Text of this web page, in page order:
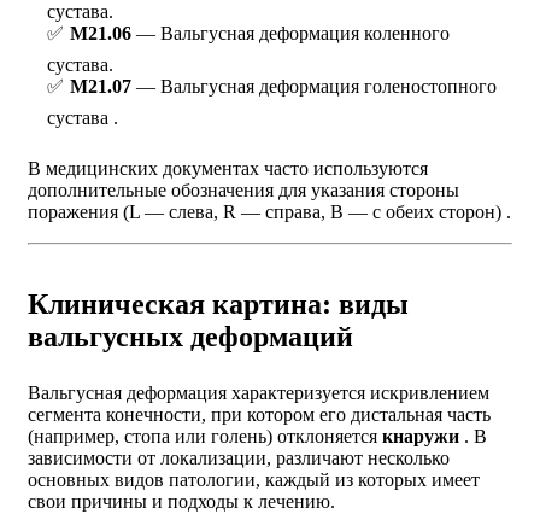
сустава.
M21.06— Вальгусная деформация коленного
сустава.
M21.07— Вальгусная деформация голеностопного
сустава .
В медицинских документах часто используются
дополнительные обозначения для указания стороны
поражения (L — слева, R — справа, B — с обеих сторон) .
Клиническая картина: виды
вальгусных деформаций
Вальгусная деформация характеризуется искривлением
сегмента конечности, при котором его дистальная часть
(например, стопа или голень) отклоняется кнаружи . В
зависимости от локализации, различают несколько
основных видов патологии, каждый из которых имеет
свои причины и подходы к лечению.